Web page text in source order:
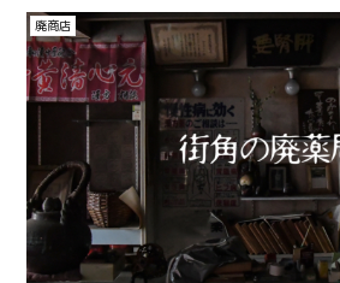
廃商店